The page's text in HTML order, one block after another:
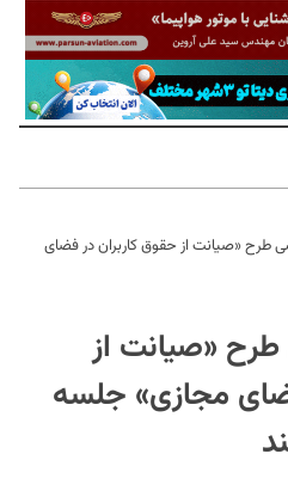
طرح «صیانت از حقوق کاربران در فضای
«صیانت از
مجازی» جلسه